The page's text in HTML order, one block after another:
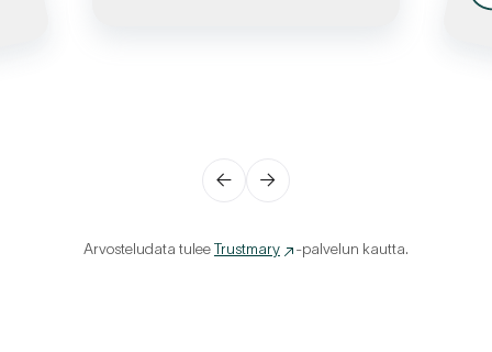
← →
Arvosteludata tulee Trustmary -palvelun kautta.